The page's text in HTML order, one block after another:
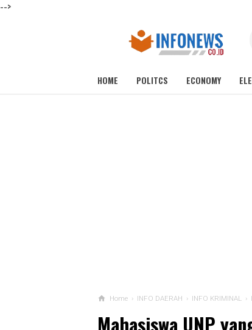
-->
HOME POLITCS ECONOMY
Home › INFO DAERAH › INFO KRIMINAL ›
Mahasiswa UNP